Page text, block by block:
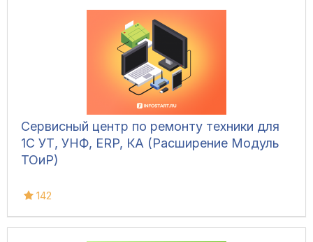
Сервисный центр по ремонту техники для
1С УТ, УНФ, ERP, КА (Расширение Модуль
ТОиР)
142